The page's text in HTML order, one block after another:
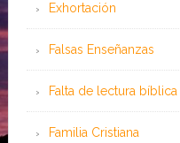
Exhortación
Falsas Enseñanzas
Falta de lectura bíblica
Familia Cristiana